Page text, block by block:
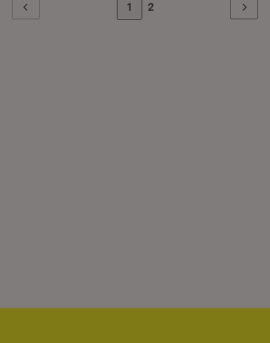
Zur Seite
1 Zur letzten Seite
2 Weiter